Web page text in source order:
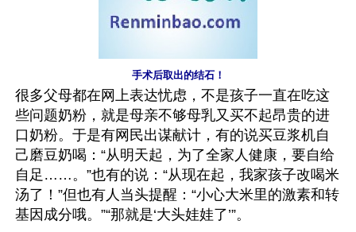
手术后取出的结石！
很多父母都在网上表达忧虑，不是孩子一直在吃这
些问题奶粉，就是母亲不够母乳又买不起昂贵的进
口奶粉。于是有网民出谋献计，有的说买豆浆机自
己磨豆奶喝：“从明天起，为了全家人健康，要自给
自足……。”也有的说：“从现在起，我家孩子改喝米
汤了！”但也有人当头提醒：“小心大米里的激素和转
基因成分哦。”“那就是‘大头娃娃了’”。